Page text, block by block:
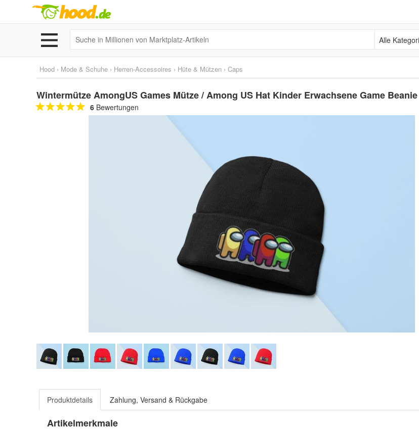
Alle Kategorien
Hood › Mode & Schuhe › Herren-Accessoires › Hüte & Mützen › Caps
Wintermütze AmongUS Games Mütze / Among US Hat Kinder Erwachsene Game Beanie
6 Bewertungen
Produktdetails Zahlung, Versand & Rückgabe
Artikelmerkmale